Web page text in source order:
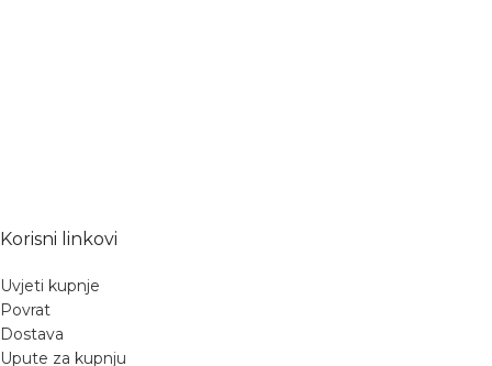
Korisni linkovi
Uvjeti kupnje
Povrat
Dostava
Upute za kupnju